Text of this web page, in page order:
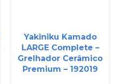
Yakiniku Kamado
LARGE Complete –
Grelhador Cerâmico
Premium – 192019